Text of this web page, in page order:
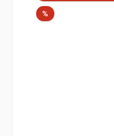
%Rabatt